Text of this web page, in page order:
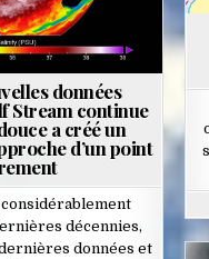
données
Stream continue
a créé un
d’un point
considérablement
décennies,
données et